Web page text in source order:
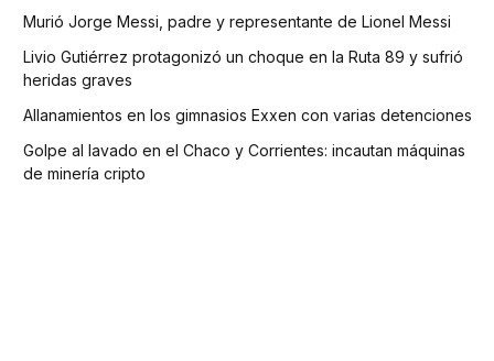
Murió Jorge Messi, padre y representante de Lionel Messi
Livio Gutiérrez protagonizó un choque en la Ruta 89 y sufrió
heridas graves
Allanamientos en los gimnasios Exxen con varias detenciones
Golpe al lavado en el Chaco y Corrientes: incautan máquinas
de minería cripto